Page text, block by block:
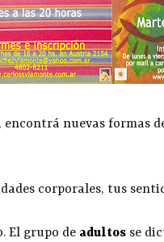
nuevas formas
corporales, tus
El grupo de adultos se